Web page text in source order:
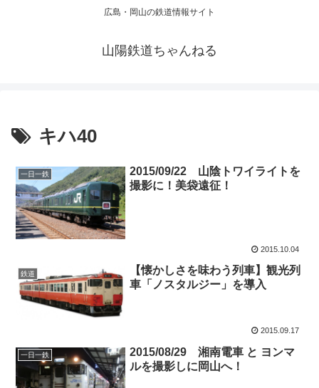
広島・岡山の鉄道情報サイト
山陽鉄道ちゃんねる
キハ40
一日一鉄
2015/09/22 山陰トワイライトを
撮影に！美袋遠征！
2015.10.04
鉄道
【懐かしさを味わう列車】観光列
車「ノスタルジー」を導入
2015.09.17
一日一鉄
2015/08/29 湘南電車 と ヨンマ
ルを撮影しに岡山へ！